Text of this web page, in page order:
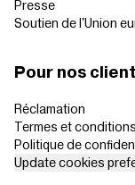
Presse
Soutien de l'Union
Pour nos
Réclamation
Termes et conditions
Politique de
Update cookies